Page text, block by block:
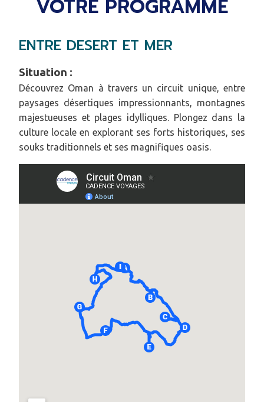
VOTRE PROGRAMME
ENTRE DESERT ET MER
Situation :
Découvrez Oman à travers un circuit unique, entre
paysages désertiques impressionnants, montagnes
majestueuses et plages idylliques. Plongez dans la
culture locale en explorant ses forts historiques, ses
souks traditionnels et ses magnifiques oasis.